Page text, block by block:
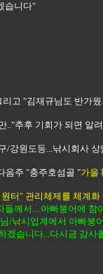
습니다"
고 "김재규님도 반가
.."추후 기회가 되면 알
/강원도등...낚시회사
음주 "충주호섬골 "가을
터" 관리체제를 체계
들께서....아빠붕어에 참
/낚시업계에서 아빠붕
겠습니다...다시금 감사